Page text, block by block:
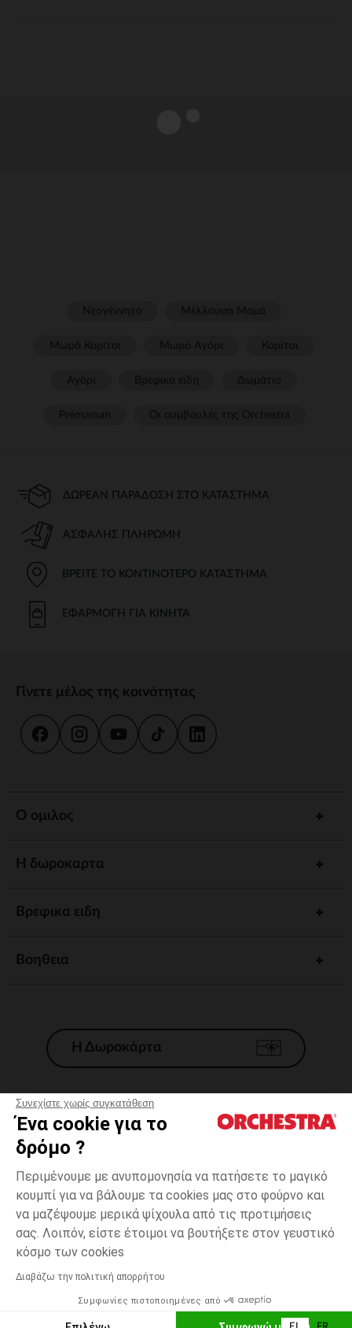
Συνεχίστε χωρίς συγκατάθεση
Ένα cookie για το
δρόμο ?
Περιμένουμε με ανυπομονησία να πατήσετε το μαγικό
κουμπί για να βάλουμε τα cookies μας στο φούρνο και
να μαζέψουμε μερικά ψίχουλα από τις προτιμήσεις
σας. Λοιπόν, είστε έτοιμοι να βουτήξετε στον γευστικό
κόσμο των cookies
Διαβάζω την πολιτική απορρήτου
Συμφωνίες πιστοποιημένες από
Πράσινο
6
Δυνατότητα πληρωμής με
ΠΡΟΣΘΉΚΗ ΣΤΟ ΚΑΛΆΘΙ
ΔΩΡΕΆΝ ΠΑΡΆΔΟΣΗ ΣΤΟ ΚΑΤΆΣΤΗΜΑ
ΑΣΦΑΛΉΣ ΠΛΗΡΩΜΉ
ΒΡΕΊΤΕ ΤΟ ΚΟΝΤΙΝΌΤΕΡΟ ΚΑΤΆΣΤΗΜΑ
ΕΦΑΡΜΟΓΉ ΓΙΑ ΚΙΝΗΤΆ
Γίνετε μέλος της κοινότητας
Ο ομιλος
Η δωροκαρτα
Βρεφικα ειδη
Βοηθεια
Η Δωροκάρτα
Γενικοί 'Οροι Πώλησης
*Εμπορικες προσφορες
Προσωπικά δεδομένα
Διαχείρηση των cookies
Προσβασιμότητα: μη συμμορφούμενη
H Orchestra συμμετέχει στον κωδικά δεοντολογίας και στο σύστημα
μεσολάβησης της Γαλλικής Ομοσπονδίας Ηλεκτρονικού Εμπορίου.